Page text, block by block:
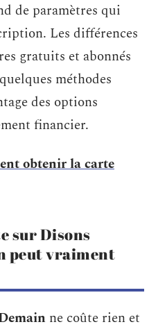
de paramètres qui
Les différences
gratuits et abonnés
méthodes
des options
financier.
obtenir la carte
sur Disons
peut vraiment
ne coûte rien et